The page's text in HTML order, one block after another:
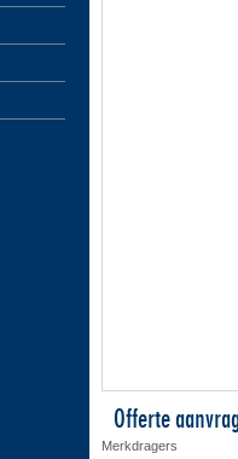
Offerte
Merkdragers